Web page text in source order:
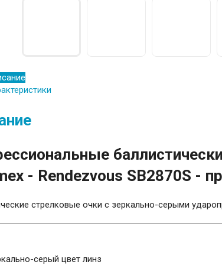
- Rendezvous SB2870S -
стрелковые очки с зеркально-серыми
серый цвет линз